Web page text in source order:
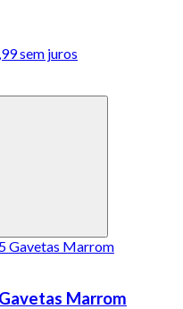
sem juros
Marrom